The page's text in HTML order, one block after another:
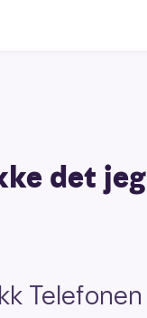
det jeg
Telefonen